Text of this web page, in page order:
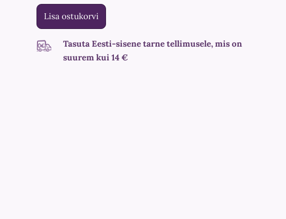
Lisa ostukorvi
Tasuta Eesti-sisene tarne tellimusele, mis on
suurem kui 14 €